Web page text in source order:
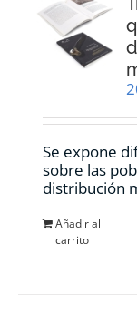
Se expone
sobre las
distribución
Añadir al
carrito